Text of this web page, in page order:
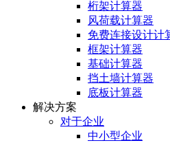
桁架计算器
风荷载计算器
免费连接设计计
框架计算器
基础计算器
挡土墙计算器
底板计算器
解决方案
对于企业
中小型企业